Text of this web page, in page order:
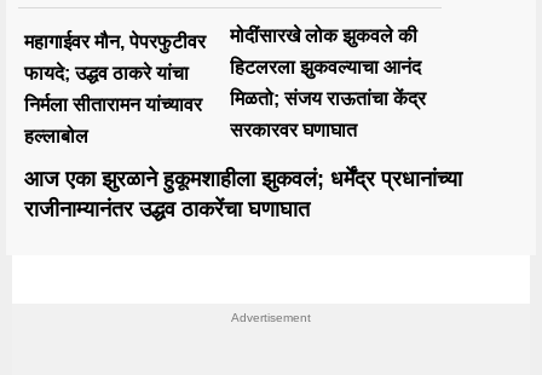
महागाईवर मौन, पेपरफुटीवर
फायदे; उद्धव ठाकरे यांचा
निर्मला सीतारामन यांच्यावर
हल्लाबोल
मोदींसारखे लोक झुकवले की
हिटलरला झुकवल्याचा आनंद
मिळतो; संजय राऊतांचा केंद्र
सरकारवर घणाघात
आज एका झुरळाने हुकूमशाहीला झुकवलं; धर्मेंद्र प्रधानांच्या
राजीनाम्यानंतर उद्धव ठाकरेंचा घणाघात